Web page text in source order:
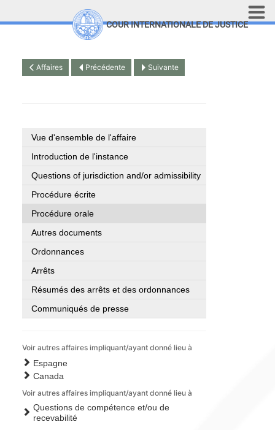
Aller au contenu principal
COUR INTERNATIONALE DE JUSTICE
Affaires Précédente Suivante
Vue d'ensemble de l'affaire
Introduction de l'instance
Questions of jurisdiction and/or admissibility
Procédure écrite
Procédure orale
Autres documents
Ordonnances
Arrêts
Résumés des arrêts et des ordonnances
Communiqués de presse
Voir autres affaires impliquant/ayant donné lieu à
Espagne
Canada
Voir autres affaires impliquant/ayant donné lieu à
Questions de compétence et/ou de
recevabilité
Top Menu
Recherche sur le site